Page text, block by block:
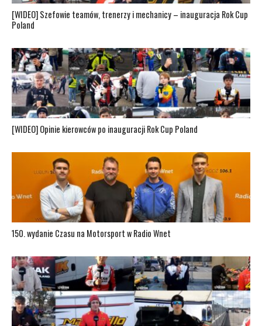
[WIDEO] Szefowie teamów, trenerzy i mechanicy – inauguracja Rok Cup
Poland
[WIDEO] Opinie kierowców po inauguracji Rok Cup Poland
150. wydanie Czasu na Motorsport w Radio Wnet